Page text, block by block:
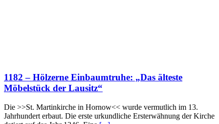
1182 – Hölzerne Einbaumtruhe: „Das älteste
Möbelstück der Lausitz“
Die >>St. Martinkirche in Hornow<< wurde vermutlich im 13.
Jahrhundert erbaut. Die erste urkundliche Ersterwähnung der Kirche